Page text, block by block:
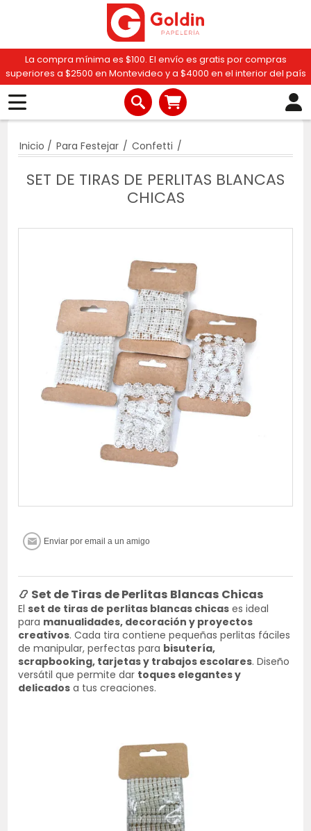
La compra mínima es $100. El envío es gratis por compras
superiores a $2500 en Montevideo y a $4000 en el interior del país
Inicio / Para Festejar / Confetti /
SET DE TIRAS DE PERLITAS BLANCAS
CHICAS
📿 Set de Tiras de Perlitas Blancas Chicas
Elset de tiras de perlitas blancas chicas es ideal
para manualidades, decoración y proyectos
creativos. Cada tira contiene pequeñas perlitas fáciles
de manipular, perfectas para bisutería,
scrapbooking, tarjetas y trabajos escolares. Diseño
versátil que permite dar toques elegantes y
delicados a tus creaciones.